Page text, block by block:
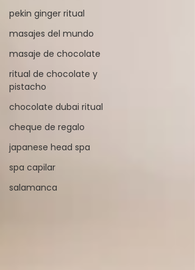
pekin ginger ritual
masajes del mundo
masaje de chocolate
ritual de chocolate y
pistacho
chocolate dubai ritual
cheque de regalo
japanese head spa
spa capilar
salamanca